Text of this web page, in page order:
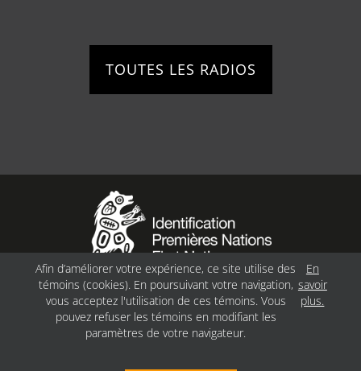
TOUTES LES RADIOS
Politique de confidentialité
MINWASHIN.ORG, 2025 |FEU FOLLET – DESIGN
• WEB • MARKETING
Afin d’améliorer votre expérience, ce site utilise des
témoins (cookies). En poursuivant votre navigation,
vous acceptez l'utilisation de ces témoins. Vous
pouvez refuser les témoins en modifiant les
paramètres de votre navigateur.
En
savoir
plus.